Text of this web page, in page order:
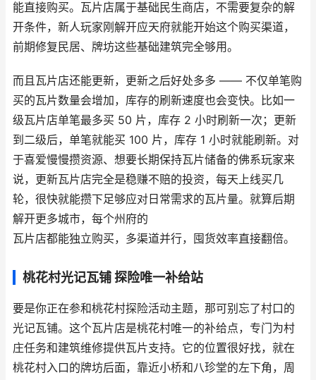
能直接购买。瓦片店属于基础民生商店，不需要复杂的解
开条件，新人玩家刚解开应天府就能开始这个购买渠道，
前期修复民居、牌坊这些基础建筑完全够用。
而且瓦片店还能更新，更新之后好处多多 —— 不仅单笔购
买的瓦片数量会增加，库存的刷新速度也会变快。比如一
级瓦片店单笔最多买 50 片，库存 2 小时刷新一次；更新
到二级后，单笔就能买 100 片，库存 1 小时就能刷新。对
于喜爱慢慢攒资源、想要长期保持瓦片储备的佛系玩家来
说，更新瓦片店完全是稳赚不赔的投资，每天上线买几
轮，很快就能攒下足够应对日常需求的瓦片量。就算后期
解开更多城市，每个州府的
瓦片店都能独立购买，多渠道并行，囤货效率直接翻倍。
桃花村光记瓦铺 探险唯一补给站
要是你正在参和桃花村探险活动主题，那可别忘了村口的
光记瓦铺。这个瓦片店是桃花村唯一的补给点，专门为村
庄任务和建筑维修提供瓦片支持。它的位置很好找，就在
桃花村入口的牌坊后面，靠近小桥和八珍堂的左下角，周